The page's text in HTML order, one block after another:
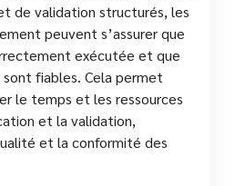
de validation structurés, les
peuvent s’assurer que
exécutée et que
fiables. Cela permet
le temps et les ressources
et la validation,
et la conformité des